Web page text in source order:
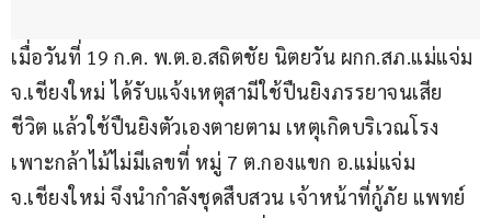
เมื่อวันที่ 19 ก.ค. พ.ต.อ.สถิตชัย นิตยวัน ผกก.สภ.แม่แจ่ม
จ.เชียงใหม่ ได้รับแจ้งเหตุสามีใช้ปืนยิงภรรยาจนเสีย
ชีวิต แล้วใช้ปืนยิงตัวเองตายตาม เหตุเกิดบริเวณโรง
เพาะกล้าไม้ไม่มีเลขที่ หมู่ 7 ต.กองแขก อ.แม่แจ่ม
จ.เชียงใหม่ จึงนำกำลังชุดสืบสวน เจ้าหน้าที่กู้ภัย แพทย์